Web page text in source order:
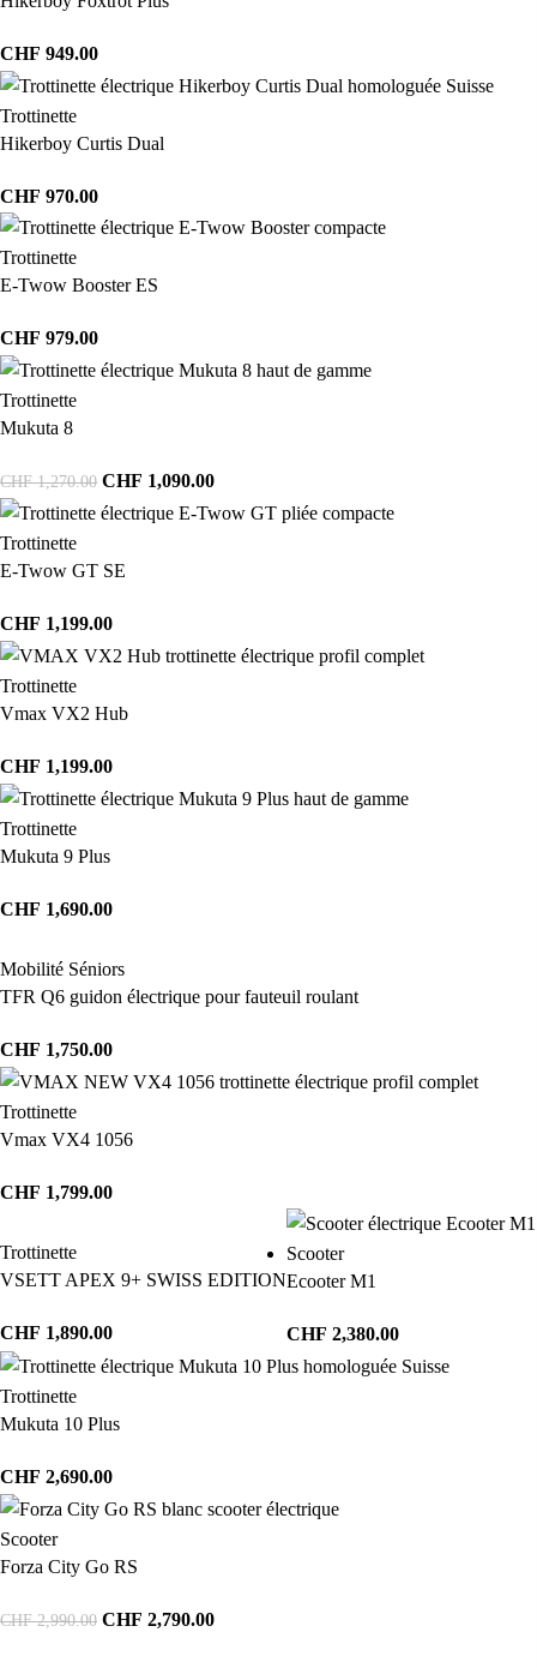
CHF 949.00
Trottinette
Hikerboy Curtis Dual
CHF 970.00
Trottinette
E-Twow Booster ES
CHF 979.00
Trottinette
Mukuta 8
CHF1,270.00 CHF 1,090.00
Trottinette
E-Twow GT SE
CHF 1,199.00
Trottinette
Vmax VX2 Hub
CHF 1,199.00
Trottinette
Mukuta 9 Plus
CHF 1,690.00
Mobilité Séniors
TFR Q6 guidon électrique pour fauteuil roulant
CHF 1,750.00
Trottinette
Vmax VX4 1056
CHF 1,799.00
Trottinette
VSETT APEX 9+ SWISS EDITION
CHF 1,890.00
Scooter
Ecooter M1
CHF 2,380.00
Trottinette
Mukuta 10 Plus
CHF 2,690.00
Scooter
Forza City Go RS
CHF2,990.00 CHF 2,790.00